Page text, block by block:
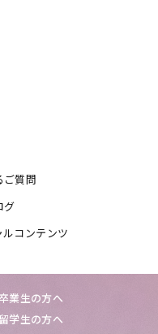
ご質問
グ
ルコンテンツ
業生の方へ
留学生の方へ